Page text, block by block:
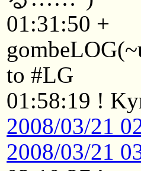
01:31:50 +
to #LG
01:58:19 !
2008/03/21
2008/03/21